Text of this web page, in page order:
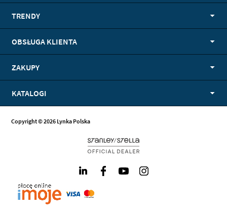
TRENDY
OBSŁUGA KLIENTA
ZAKUPY
KATALOGI
Copyright © 2026 Lynka Polska